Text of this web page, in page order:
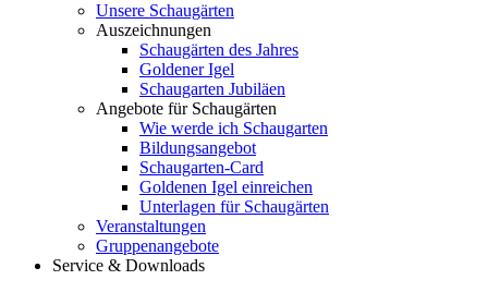
Unsere Schaugärten
Auszeichnungen
Schaugärten des Jahres
Goldener Igel
Schaugarten Jubiläen
Angebote für Schaugärten
Wie werde ich Schaugarten
Bildungsangebot
Schaugarten-Card
Goldenen Igel einreichen
Unterlagen für Schaugärten
Veranstaltungen
Gruppenangebote
Service & Downloads